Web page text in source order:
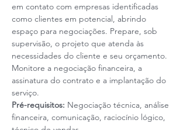
em contato com empresas identificadas
como clientes em potencial, abrindo
espaço para negociações. Prepare, sob
supervisão, o projeto que atenda às
necessidades do cliente e seu orçamento.
Monitore a negociação financeira, a
assinatura do contrato e a implantação do
serviço.
Pré-requisitos: Negociação técnica, análise
financeira, comunicação, raciocínio lógico,